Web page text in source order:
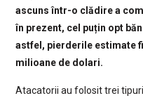
ascuns într-o clădire a
în prezent, cel puțin opt
astfel, pierderile estimate
milioane de dolari.
Atacatorii au folosit trei